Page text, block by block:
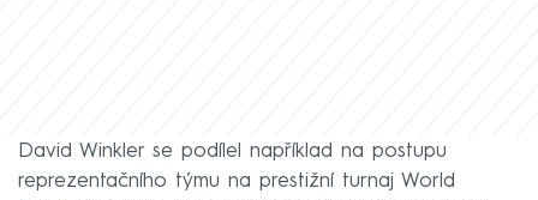
David Winkler se podílel například na postupu
reprezentačního týmu na prestižní turnaj World